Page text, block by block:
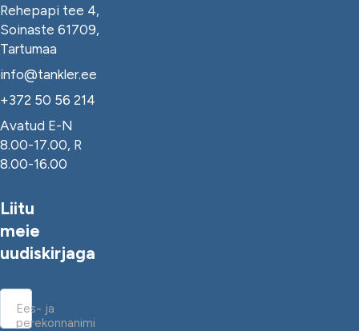
Rehepapi tee 4,
Soinaste 61709,
Tartumaa
info@tankler.ee
+372 50 56 214
Avatud E-N
8.00-17.00, R
8.00-16.00
Liitu
meie
uudiskirjaga
Ees- ja
perekonnanimi